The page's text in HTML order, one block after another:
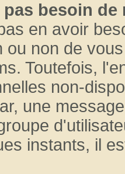
besoin de
en avoir
ou non de
Toutefois,
non-
une
instants, il